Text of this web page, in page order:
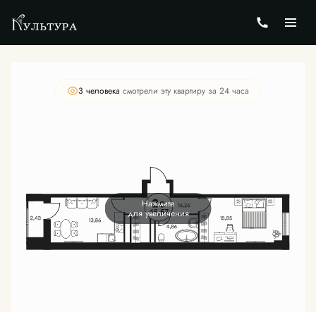
2-комнатная Цена по запросу
3 человекa смотрели эту квартиру за 24 часа
Нажмите
для увеличения